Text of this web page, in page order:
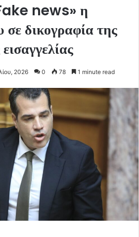
news» η
δικογραφία της
2026 0 78 1 minute read